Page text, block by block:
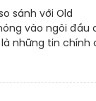
sánh với Old
vào ngôi đầu
là những tin chính